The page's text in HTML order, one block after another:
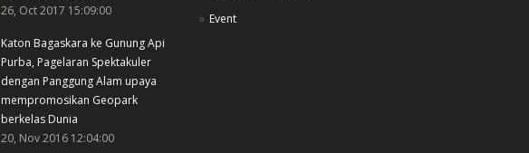
26, Oct 2017 15:09:00
Katon Bagaskara ke Gunung Api
Purba, Pagelaran Spektakuler
dengan Panggung Alam upaya
mempromosikan Geopark
berkelas Dunia
20, Nov 2016 12:04:00
Event